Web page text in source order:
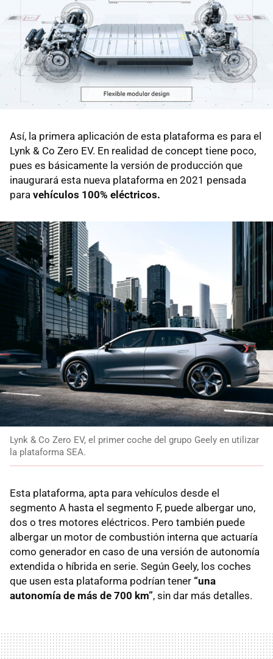
Así, la primera aplicación de esta plataforma es para el
Lynk & Co Zero EV. En realidad de concept tiene poco,
pues es básicamente la versión de producción que
inaugurará esta nueva plataforma en 2021 pensada
para vehículos 100% eléctricos.
Lynk & Co Zero EV, el primer coche del grupo Geely en utilizar
la plataforma SEA.
Esta plataforma, apta para vehículos desde el
segmento A hasta el segmento F, puede albergar uno,
dos o tres motores eléctricos. Pero también puede
albergar un motor de combustión interna que actuaría
como generador en caso de una versión de autonomía
extendida o híbrida en serie. Según Geely, los coches
que usen esta plataforma podrían tener “una
autonomía de más de 700 km”, sin dar más detalles.